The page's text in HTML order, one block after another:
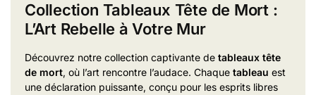
Collection Tableaux Tête de Mort :
L’Art Rebelle à Votre Mur
Découvrez notre collection captivante de tableaux tête
de mort, où l’art rencontre l’audace. Chaque tableau est
une déclaration puissante, conçu pour les esprits libres